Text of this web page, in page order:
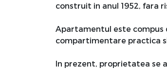
construit in anul 1952, fara
Apartamentul este compus
compartimentare practica
In prezent, proprietatea se